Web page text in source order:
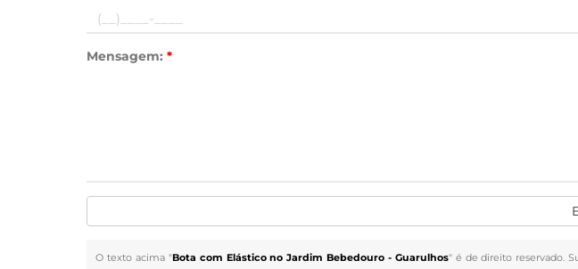
Mensagem:*
O texto acima "Bota com Elástico no Jardim Bebedouro - Guarulhos" é de direito reservado.